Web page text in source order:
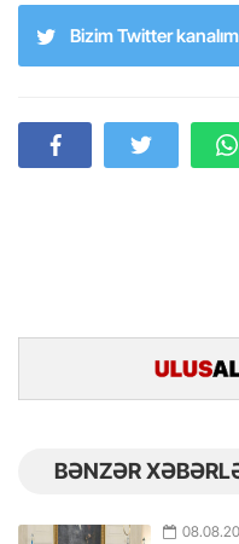
Bizim Twitter
BƏNZƏR